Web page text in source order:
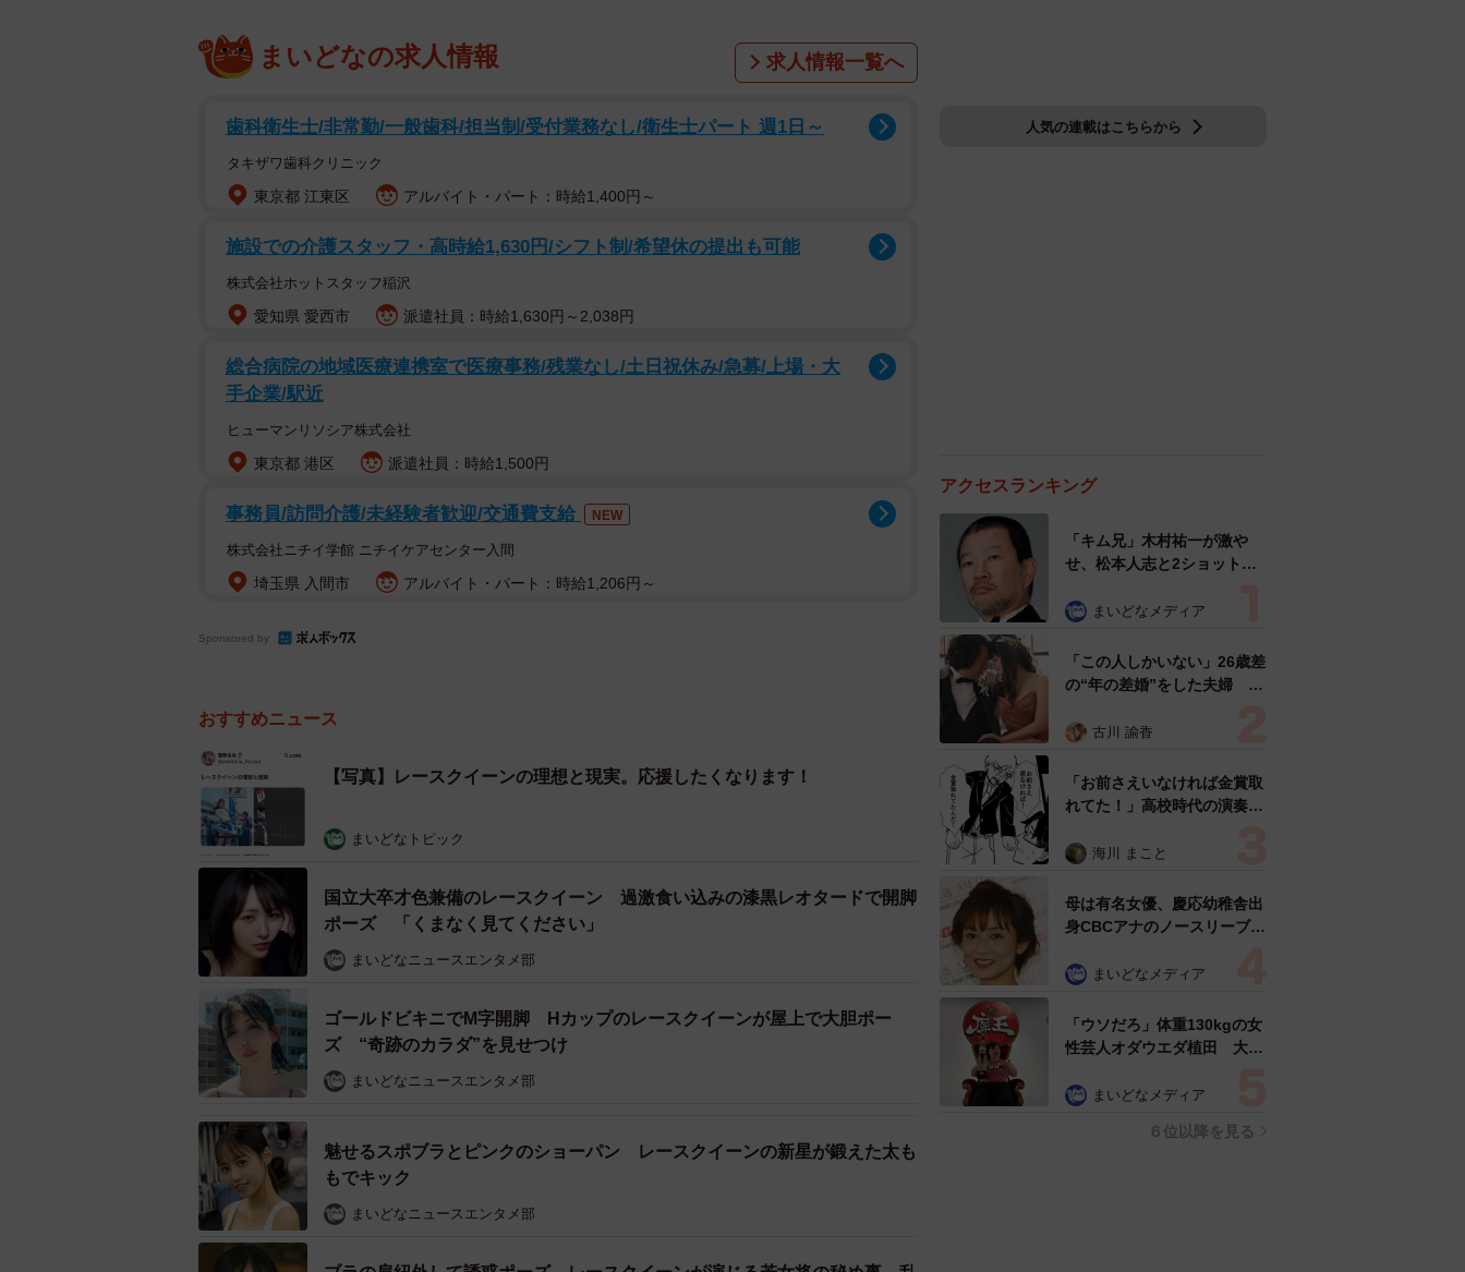
まいどなの求人情報 求人情報一覧へ
歯科衛生士/非常勤/一般歯科/担当制/受付業務なし/衛生士パート 週1日～
タキザワ歯科クリニック
東京都 江東区 アルバイト・パート：時給1,400円～
施設での介護スタッフ・高時給1,630円/シフト制/希望休の提出も可能
株式会社ホットスタッフ稲沢
愛知県 愛西市 派遣社員：時給1,630円～2,038円
総合病院の地域医療連携室で医療事務/残業なし/土日祝休み/急募/上場・大
手企業/駅近
ヒューマンリソシア株式会社
東京都 港区 派遣社員：時給1,500円
事務員/訪問介護/未経験者歓迎/交通費支給 NEW
株式会社ニチイ学館 ニチイケアセンター入間
埼玉県 入間市 アルバイト・パート：時給1,206円～
Sponsored by
おすすめニュース
【写真】レースクイーンの理想と現実。応援したくなります！
まいどなトピック
国立大卒才色兼備のレースクイーン 過激食い込みの漆黒レオタードで開脚
ポーズ 「くまなく見てください」
まいどなニュースエンタメ部
ゴールドビキニでM字開脚 Hカップのレースクイーンが屋上で大胆ポー
ズ “奇跡のカラダ”を見せつけ
まいどなニュースエンタメ部
魅せるスポブラとピンクのショーパン レースクイーンの新星が鍛えた太も
もでキック
まいどなニュースエンタメ部
人気の連載はこちらから
アクセスランキング
「キム兄」木村祐一が激や
せ、松本人志と2ショット
「テキヤの兄さん」
まいどなメディア
「この人しかいない」26歳差
の“年の差婚”をした夫婦 出
た？ 今の思いを聞いた
古川 諭香
「お前さえいなければ金賞取
れてた！」高校時代の演奏会
生は楽器修理職人に 10年後
ぬ申し出【漫画】
海川 まこと
母は有名女優、慶応幼稚舎出
身CBCアナのノースリーブ姿
る」「天使の笑顔」
まいどなメディア
「ウソだろ」体重130kgの女
性芸人オダウエダ植田 大学
で」 まいどなメディア
６位以降を見る